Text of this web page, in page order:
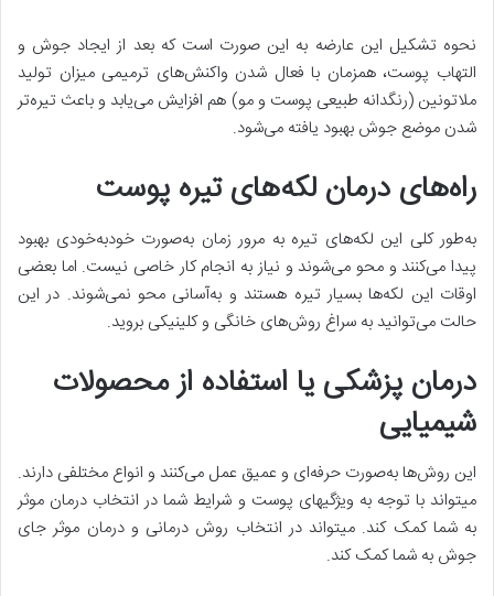
نحوه تشکیل این عارضه به این صورت است که بعد از ایجاد جوش و
التهاب پوست، همزمان با فعال شدن واکنش‌های ترمیمی میزان تولید
ملاتونین (رنگدانه طبیعی پوست و مو) هم افزایش می‌یابد و باعث تیره‌تر
شدن موضع جوش بهبود یافته می‌شود.
راه‌های درمان لکه‌های تیره پوست
به‌طور کلی این لکه‌های تیره به مرور زمان به‌صورت خودبه‌خودی بهبود
پیدا می‌کنند و محو می‌شوند و نیاز به انجام کار خاصی نیست. اما بعضی
اوقات این لکه‌ها بسیار تیره هستند و به‌آسانی محو نمی‌شوند. در این
حالت می‌توانید به سراغ روش‌های خانگی و کلینیکی بروید.
درمان پزشکی یا استفاده از محصولات
شیمیایی
این روش‌ها به‌صورت حرفه‌ای و عمیق عمل می‌کنند و انواع مختلفی دارند.
میتواند با توجه به ویژگیهای پوست و شرایط شما در انتخاب درمان موثر
به شما کمک کند. میتواند در انتخاب روش درمانی و درمان موثر جای
جوش به شما کمک کند.